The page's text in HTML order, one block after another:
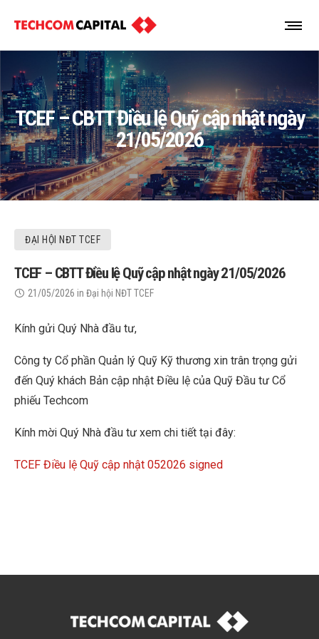
TCEF – CBTT Điều lệ Quỹ cập nhật ngày
21/05/2026
ĐẠI HỘI NĐT TCEF
TCEF – CBTT Điều lệ Quỹ cập nhật ngày 21/05/2026
21/05/2026 in Đại hội NĐT TCEF
Kính gửi Quý Nhà đầu tư,
Công ty Cổ phần Quản lý Quỹ Kỹ thương xin trân trọng gửi
đến Quý khách Bản cập nhật Điều lệ của Quỹ Đầu tư Cổ
phiếu Techcom
Kính mời Quý Nhà đầu tư xem chi tiết tại đây:
TCEF Điều lệ Quỹ cập nhật 052026 signed